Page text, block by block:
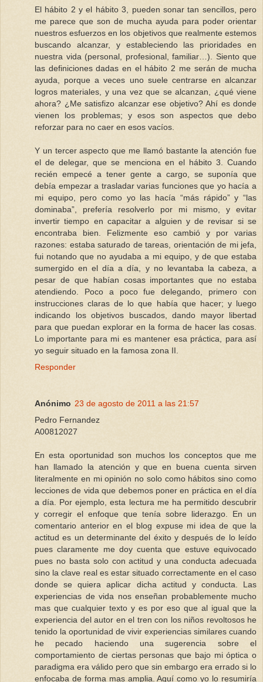
El hábito 2 y el hábito 3, pueden sonar tan sencillos, pero
me parece que son de mucha ayuda para poder orientar
nuestros esfuerzos en los objetivos que realmente estemos
buscando alcanzar, y estableciendo las prioridades en
nuestra vida (personal, profesional, familiar…). Siento que
las definiciones dadas en el hábito 2 me serán de mucha
ayuda, porque a veces uno suele centrarse en alcanzar
logros materiales, y una vez que se alcanzan, ¿qué viene
ahora? ¿Me satisfizo alcanzar ese objetivo? Ahí es donde
vienen los problemas; y esos son aspectos que debo
reforzar para no caer en esos vacíos.
Y un tercer aspecto que me llamó bastante la atención fue
el de delegar, que se menciona en el hábito 3. Cuando
recién empecé a tener gente a cargo, se suponía que
debía empezar a trasladar varias funciones que yo hacía a
mi equipo, pero como yo las hacía “más rápido” y “las
dominaba”, prefería resolverlo por mi mismo, y evitar
invertir tiempo en capacitar a alguien y de revisar si se
encontraba bien. Felizmente eso cambió y por varias
razones: estaba saturado de tareas, orientación de mi jefa,
fui notando que no ayudaba a mi equipo, y de que estaba
sumergido en el día a día, y no levantaba la cabeza, a
pesar de que habían cosas importantes que no estaba
atendiendo. Poco a poco fue delegando, primero con
instrucciones claras de lo que había que hacer; y luego
indicando los objetivos buscados, dando mayor libertad
para que puedan explorar en la forma de hacer las cosas.
Lo importante para mi es mantener esa práctica, para así
yo seguir situado en la famosa zona II.
Responder
Anónimo 23 de agosto de 2011 a las 21:57
Pedro Fernandez
A00812027
En esta oportunidad son muchos los conceptos que me
han llamado la atención y que en buena cuenta sirven
literalmente en mi opinión no solo como hábitos sino como
lecciones de vida que debemos poner en práctica en el día
a día. Por ejemplo, esta lectura me ha permitido descubrir
y corregir el enfoque que tenía sobre liderazgo. En un
comentario anterior en el blog expuse mi idea de que la
actitud es un determinante del éxito y después de lo leído
pues claramente me doy cuenta que estuve equivocado
pues no basta solo con actitud y una conducta adecuada
sino la clave real es estar situado correctamente en el caso
donde se quiera aplicar dicha actitud y conducta. Las
experiencias de vida nos enseñan probablemente mucho
mas que cualquier texto y es por eso que al igual que la
experiencia del autor en el tren con los niños revoltosos he
tenido la oportunidad de vivir experiencias similares cuando
he pecado haciendo una sugerencia sobre el
comportamiento de ciertas personas que bajo mi óptica o
paradigma era válido pero que sin embargo era errado si lo
enfocaba de forma mas amplia. Aquí como yo lo resumiría